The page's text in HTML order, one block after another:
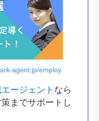
agent.jp/employ
ージェント なら
までサポートし